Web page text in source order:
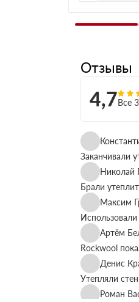
Отзывы
4,7Все
Заканчивали
Николай
Брали
Максим
Артём
Rockwool
Денис
Утепляли
Роман